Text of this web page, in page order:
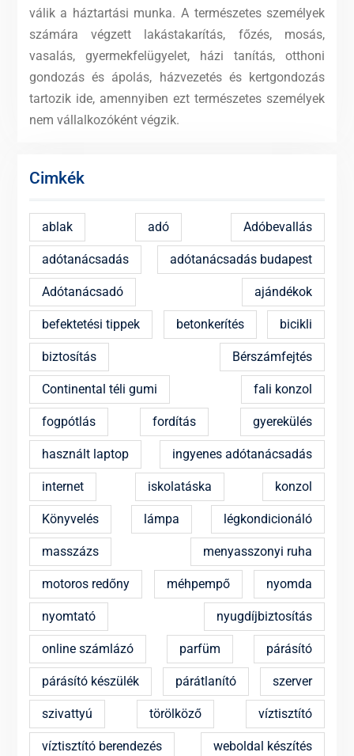
válik a háztartási munka. A természetes személyek
számára végzett lakástakarítás, főzés, mosás,
vasalás, gyermekfelügyelet, házi tanítás, otthoni
gondozás és ápolás, házvezetés és kertgondozás
tartozik ide, amennyiben ezt természetes személyek
nem vállalkozóként végzik.
Cimkék
ablak adó Adóbevallás
adótanácsadás adótanácsadás budapest
Adótanácsadó ajándékok
befektetési tippek betonkerítés bicikli
biztosítás Bérszámfejtés
Continental téli gumi fali konzol
fogpótlás fordítás gyerekülés
használt laptop ingyenes adótanácsadás
internet iskolatáska konzol
Könyvelés lámpa légkondicionáló
masszázs menyasszonyi ruha
motoros redőny méhpempő nyomda
nyomtató nyugdíjbiztosítás
online számlázó parfüm párásító
párásító készülék párátlanító szerver
szivattyú törölköző víztisztító
víztisztító berendezés weboldal készítés